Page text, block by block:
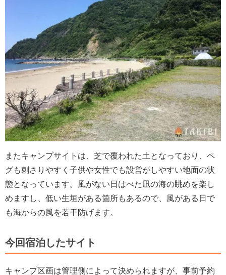
またキャンプサイトは、芝で覆われた土となっており、ペ
グも刺さりやすく子供や女性でも設営がしやすい地面の状
態となっています。風がない日はべた凪の海の眺めを楽し
めますし、低い生垣がある箇所もあるので、風がある日で
も海からの風を若干防げます。
今回宿泊したサイト
キャンプ区画は管理側によって決められますが、事前予約